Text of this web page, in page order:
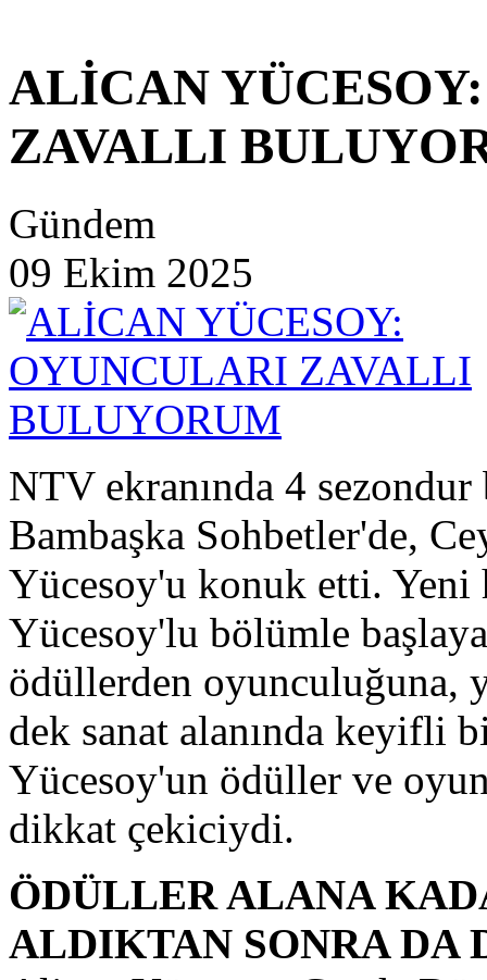
ALİCAN
ZAVALLI
Gündem
09 Ekim 2025
NTV ekranında 4
Bambaşka Sohbetler'de,
Yücesoy'u konuk etti.
Yücesoy'lu bölümle
ödüllerden oyunculuğuna,
dek sanat alanında keyifli
Yücesoy'un ödüller ve
dikkat çekiciydi.
ÖDÜLLER ALANA
ALDIKTAN SONRA DA